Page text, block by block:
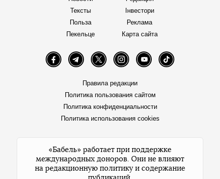
Общественный транспорт курсирует в обычном режиме.
Виктория Мартынюк
FacebookTwitter TelegramViber
Николаевская область